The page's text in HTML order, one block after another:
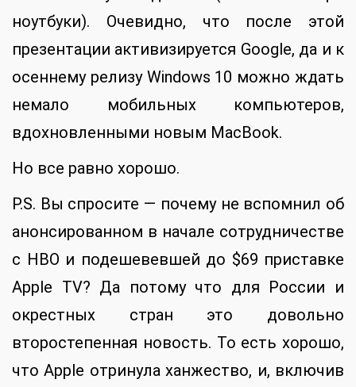
ноутбуки). Очевидно, что после этой
презентации активизируется Google, да и к
осеннему релизу Windows 10 можно ждать
немало мобильных компьютеров,
вдохновленными новым MacBook.
Но все равно хорошо.
P.S. Вы спросите — почему не вспомнил об
анонсированном в начале сотрудничестве
с HBO и подешевевшей до $69 приставке
Apple TV? Да потому что для России и
окрестных стран это довольно
второстепенная новость. То есть хорошо,
что Apple отринула ханжество, и, включив